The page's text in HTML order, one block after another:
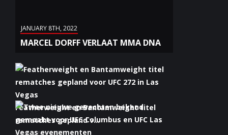
JANUARY 8TH, 2022
MARCEL DORFF VERLAAT MMA DNA
Featherweight en Bantamweight titel
rematches gepland v...